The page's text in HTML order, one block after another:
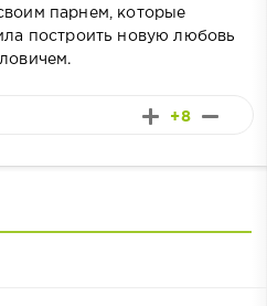
парнем, которые
построить новую любовь
+8